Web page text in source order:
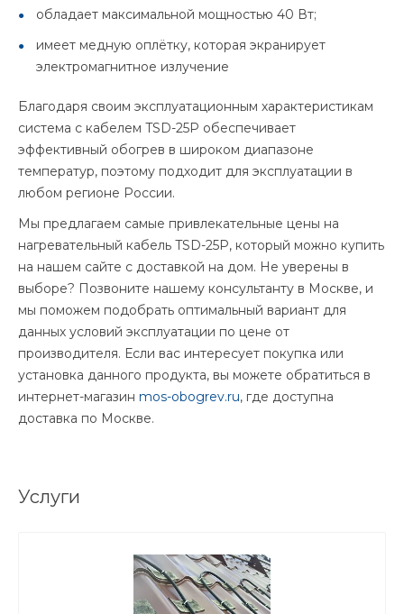
обладает максимальной мощностью 40 Вт;
имеет медную оплётку, которая экранирует
электромагнитное излучение
Благодаря своим эксплуатационным характеристикам
система с кабелем TSD-25P обеспечивает
эффективный обогрев в широком диапазоне
температур, поэтому подходит для эксплуатации в
любом регионе России.
Мы предлагаем самые привлекательные цены на
нагревательный кабель TSD-25P, который можно купить
на нашем сайте с доставкой на дом. Не уверены в
выборе? Позвоните нашему консультанту в Москве, и
мы поможем подобрать оптимальный вариант для
данных условий эксплуатации по цене от
производителя. Если вас интересует покупка или
установка данного продукта, вы можете обратиться в
интернет-магазин mos-obogrev.ru, где доступна
доставка по Москве.
Услуги